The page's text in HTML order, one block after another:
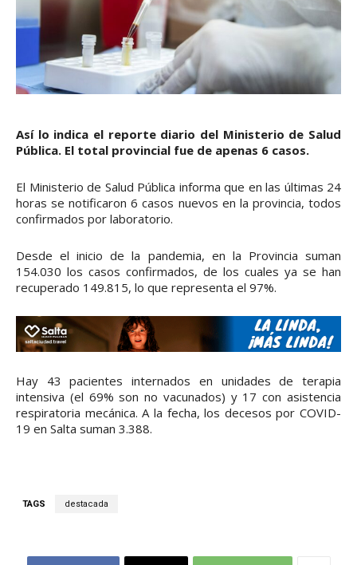
Así lo indica el reporte diario del Ministerio de Salud
Pública. El total provincial fue de apenas 6 casos.
El Ministerio de Salud Pública informa que en las últimas 24
horas se notificaron 6 casos nuevos en la provincia, todos
confirmados por laboratorio.
Desde el inicio de la pandemia, en la Provincia suman
154.030 los casos confirmados, de los cuales ya se han
recuperado 149.815, lo que representa el 97%.
Hay 43 pacientes internados en unidades de terapia
intensiva (el 69% son no vacunados) y 17 con asistencia
respiratoria mecánica. A la fecha, los decesos por COVID-
19 en Salta suman 3.388.
TAGS destacada